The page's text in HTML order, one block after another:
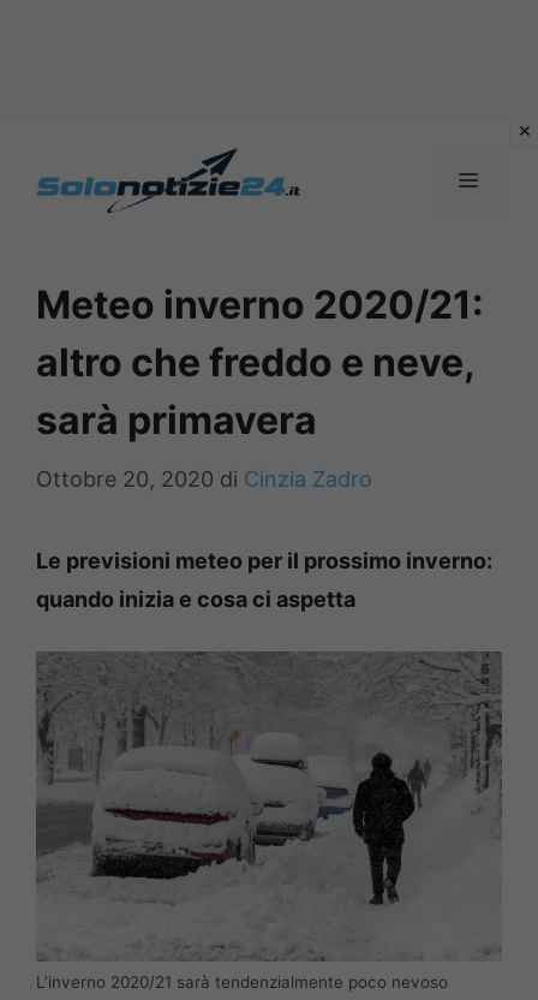
MENU
Meteo inverno 2020/21:
altro che freddo e neve,
sarà primavera
Ottobre 20, 2020 di Cinzia Zadro
Le previsioni meteo per il prossimo inverno:
quando inizia e cosa ci aspetta
L’inverno 2020/21 sarà tendenzialmente poco nevoso